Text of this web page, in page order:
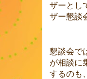
ザーとし
ザー懇談
懇談会で
が相談に
するのも